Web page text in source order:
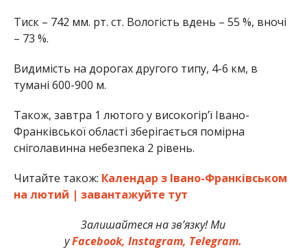
Тиск – 742 мм. рт. ст. Вологість вдень – 55 %, вночі
– 73 %.
Видимість на дорогах другого типу, 4-6 км, в
тумані 600-900 м.
Також, завтра 1 лютого у високогiр’ї Iвано-
Франкiвської області зберігається помірна
снiголавинна небезпека 2 рiвень.
Читайте також: Календар з Івано-Франківськом
на лютий | завантажуйте тут
Залишайтеся на зв’язку! Ми
уFacebook, Instagram, Telegram.